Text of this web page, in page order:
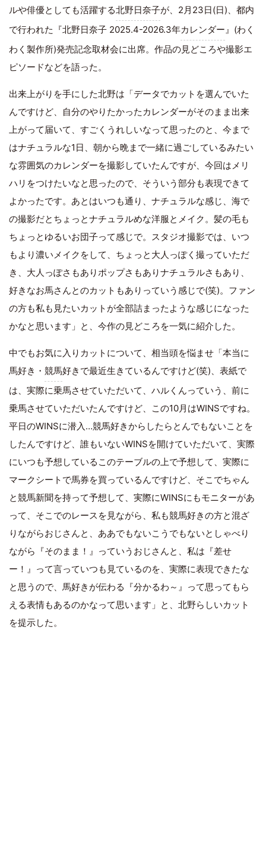
ルや俳優としても活躍する北野日奈子が、2月23日(日)、都内
で行われた『北野日奈子 2025.4-2026.3年カレンダー』(わく
わく製作所)発売記念取材会に出席。作品の見どころや撮影エ
ピソードなどを語った。
出来上がりを手にした北野は「データでカットを選んでいた
んですけど、自分のやりたかったカレンダーがそのまま出来
上がって届いて、すごくうれしいなって思ったのと、今まで
はナチュラルな1日、朝から晩まで一緒に過ごしているみたい
な雰囲気のカレンダーを撮影していたんですが、今回はメリ
ハリをつけたいなと思ったので、そういう部分も表現できて
よかったです。あとはいつも通り、ナチュラルな感じ、海で
の撮影だとちょっとナチュラルめな洋服とメイク。髪の毛も
ちょっとゆるいお団子って感じで。スタジオ撮影では、いつ
もより濃いメイクをして、ちょっと大人っぽく撮っていただ
き、大人っぽさもありポップさもありナチュラルさもあり、
好きなお馬さんとのカットもありっていう感じで(笑)。ファン
の方も私も見たいカットが全部詰まったような感じになった
かなと思います」と、今作の見どころを一気に紹介した。
中でもお気に入りカットについて、相当頭を悩ませ「本当に
馬好き・ 競馬好きで最近生きているんですけど(笑)、表紙で
は、実際に乗馬させていただいて、ハルくんっていう、前に
乗馬させていただいたんですけど、この10月はWINSですね。
平日のWINSに潜入…競馬好きからしたらとんでもないことを
したんですけど、誰もいないWINSを開けていただいて、実際
にいつも予想しているこのテーブルの上で予想して、実際に
マークシートで馬券を買っているんですけど、そこでちゃん
と競馬新聞を持って予想して、実際にWINSにもモニターがあ
って、そこでのレースを見ながら、私も競馬好きの方と混ざ
りながらおじさんと、ああでもないこうでもないとしゃべり
ながら『そのまま！』っていうおじさんと、私は『差せ
ー！』って言っていつも見ているのを、実際に表現できたな
と思うので、馬好きが伝わる『分かるわ～』って思ってもら
える表情もあるのかなって思います」と、北野らしいカット
を提示した。